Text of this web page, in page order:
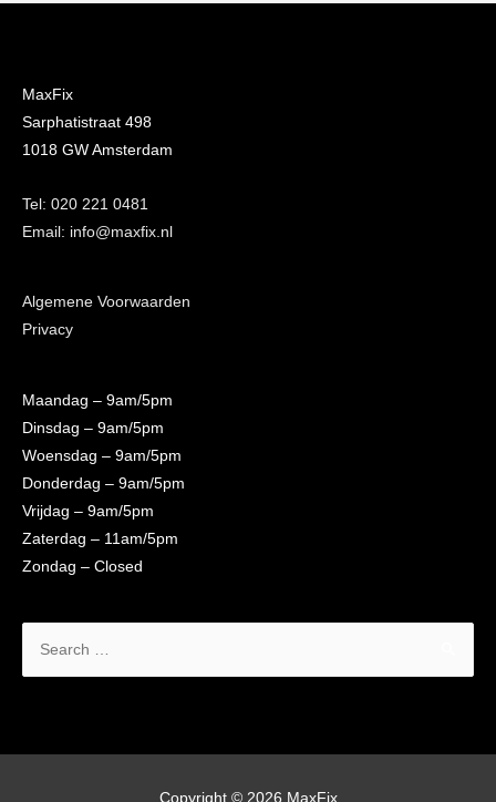
MaxFix
Sarphatistraat 498
1018 GW Amsterdam
Tel: 020 221 0481
Email: info@maxfix.nl
Algemene Voorwaarden
Privacy
Maandag – 9am/5pm
Dinsdag – 9am/5pm
Woensdag – 9am/5pm
Donderdag – 9am/5pm
Vrijdag – 9am/5pm
Zaterdag – 11am/5pm
Zondag – Closed
Copyright © 2026 MaxFix